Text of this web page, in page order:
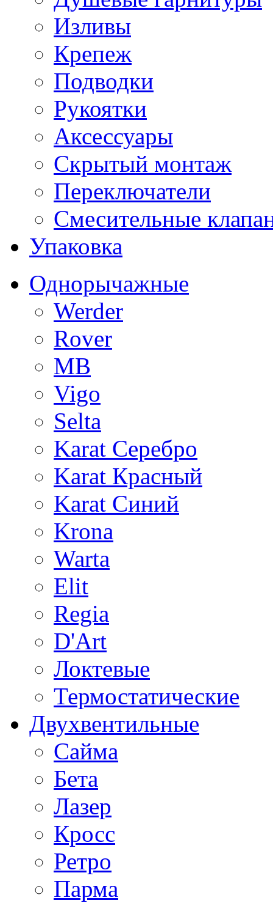
Изливы
Крепеж
Подводки
Рукоятки
Аксессуары
Скрытый монтаж
Переключатели
Смесительные
Упаковка
Однорычажные
Werder
Rover
MB
Vigo
Selta
Karat Серебро
Karat Красный
Karat Синий
Krona
Warta
Elit
Regia
D'Art
Локтевые
Термостатические
Двухвентильные
Сайма
Бета
Лазер
Кросс
Ретро
Парма